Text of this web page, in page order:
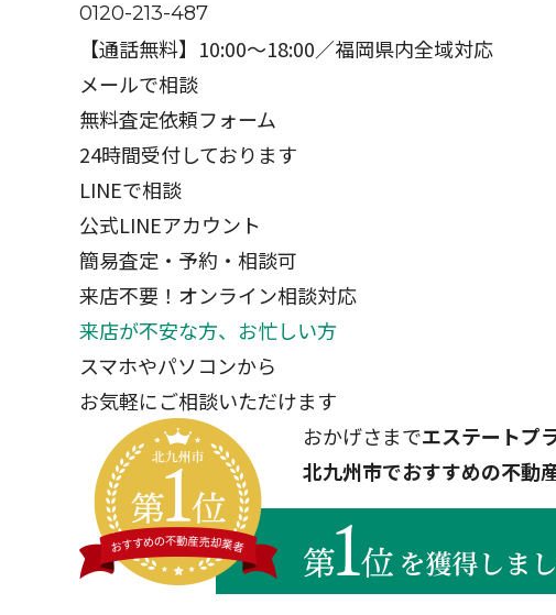
0120-213-487
【通話無料】10:00〜18:00／福岡県内全域対応
メールで相談
無料査定依頼フォーム
24時間受付しております
LINEで相談
公式LINEアカウント
簡易査定・予約・相談可
来店不要！オンライン相談対応
来店が不安な方、お忙しい方
スマホやパソコンから
お気軽にご相談いただけます
おかげさまでエステートプ
北九州市でおすすめの不動